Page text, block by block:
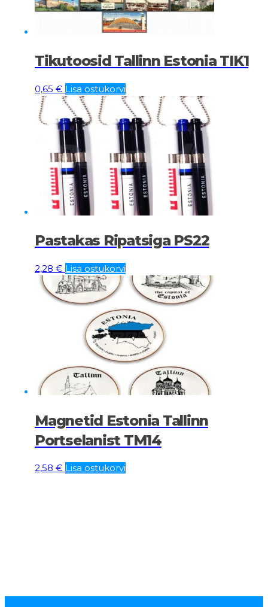
Tikutoosid Tallinn Estonia TIK1
0,65 € Lisa ostukorvi
Pastakas Ripatsiga PS22
2,28 € Lisa ostukorvi
Magnetid Estonia Tallinn
Portselanist TM14
2,58 € Lisa ostukorvi